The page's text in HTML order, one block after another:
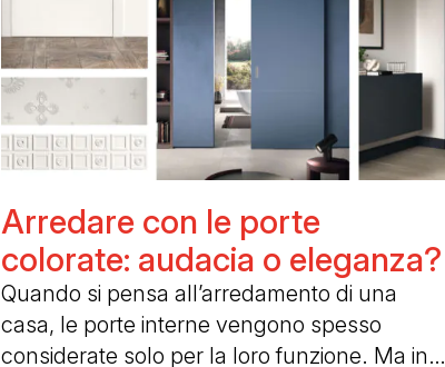
Arredare con le porte
colorate: audacia o eleganza?
Quando si pensa all’arredamento di una
casa, le porte interne vengono spesso
considerate solo per la loro funzione. Ma in…